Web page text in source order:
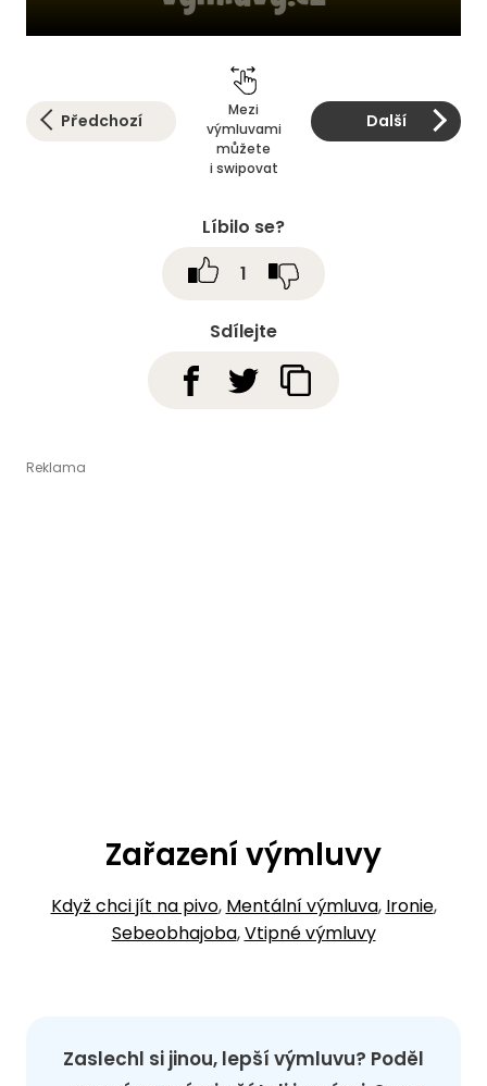
Předchozí
Mezi
výmluvami
můžete
i swipovat
Další
Sdílejte
Líbilo se?
1
Zařazení výmluvy
Když chci jít na pivo, Mentální výmluva, Ironie,
Sebeobhajoba,Vtipné výmluvy
Zaslechl si jinou, lepší výmluvu? Poděl